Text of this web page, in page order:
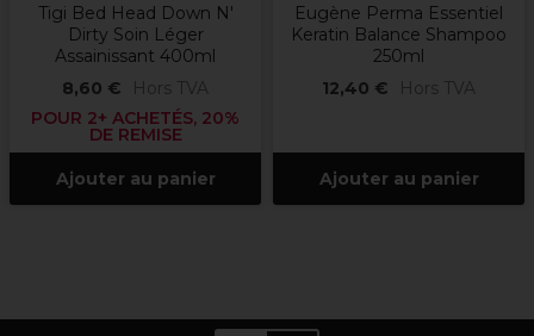
Tigi Bed Head Down N'
Dirty Soin Léger
Assainissant 400ml
8,60 €
Hors TVA
POUR 2+ ACHETÉS, 20%
DE REMISE
Ajouter au panier
Eugène Perma Essentiel
Keratin Balance Shampoo
250ml
12,40 €
Hors TVA
Ajouter au panier